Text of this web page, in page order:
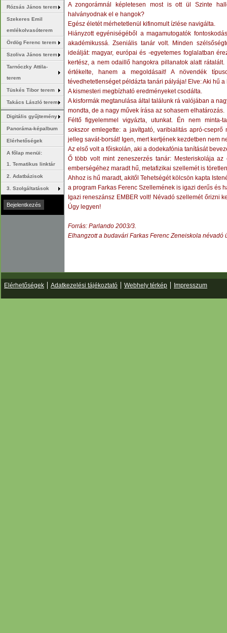
A zongorámnál képletesen most is ott ül Szinte
halványodnak el e hangok?
Egész életét mérhetetlenül kifinomult ízlése navigálta.
Hiányzott egyéniségéből a magamutogatók
akadémikussá. Zseniális tanár volt. Minden
ideálját: magyar, európai és -egyetemes foglalatban
kertész, a nem odaillő hangokra pillanatok alatt
értékelte, hanem a megoldásait! A növendék
tévedhetetlenséget példázta tanári pályája! Elve: Aki hű a
A kismesteri megbízható eredményeket csodálta.
A kisformák megtanulása által találunk rá valójában a
mondta, de a nagy művek írása az sohasem elhatározás.
Féltő figyelemmel vigyázta, utunkat. Én nem minta-
sokszor emlegette: a javítgató, varibialitás apró-
jelleg savát-borsát! Igen, mert kertjének kezdetben nem
Az első volt a főiskolán, aki a dodekafónia tanítását
Ő több volt mint zeneszerzés tanár: Mesteriskolája
emberségéhez maradt hű, metafizikai szellemét is
Ahhoz is hű maradt, akitől Tehetségét kölcsön kapta
a program Farkas Ferenc Szellemének is igazi derűs és
Igazi reneszánsz EMBER volt! Névadó szellemét őrizni
Úgy legyen!
Forrás: Parlando 2003/3.
Elhangzott a budavári Farkas Ferenc Zeneiskola névadó
Rózsás János terem
Szekeres Emil
emlékolvasóterem
Ördög Ferenc terem
Szoliva János terem
Tarnóczky Attila-
terem
Tüskés Tibor terem
Takács László terem
Digitális gyűjtemény
Panoráma-képalbum
Elérhetőségek
A főlap menüi:
1. Tematikus linktár
2. Adatbázisok
3. Szolgáltatások
Elérhetőségek Adatkezelési tájékoztató Webhely térkép Impresszum